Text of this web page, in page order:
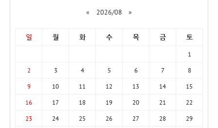
« 2026/08 »
일 월 화 수 목 금 토
1
2 3 4 5 6 7 8
9 10 11 12 13 14 15
16 17 18 19 20 21 22
23 24 25 26 27 28 29